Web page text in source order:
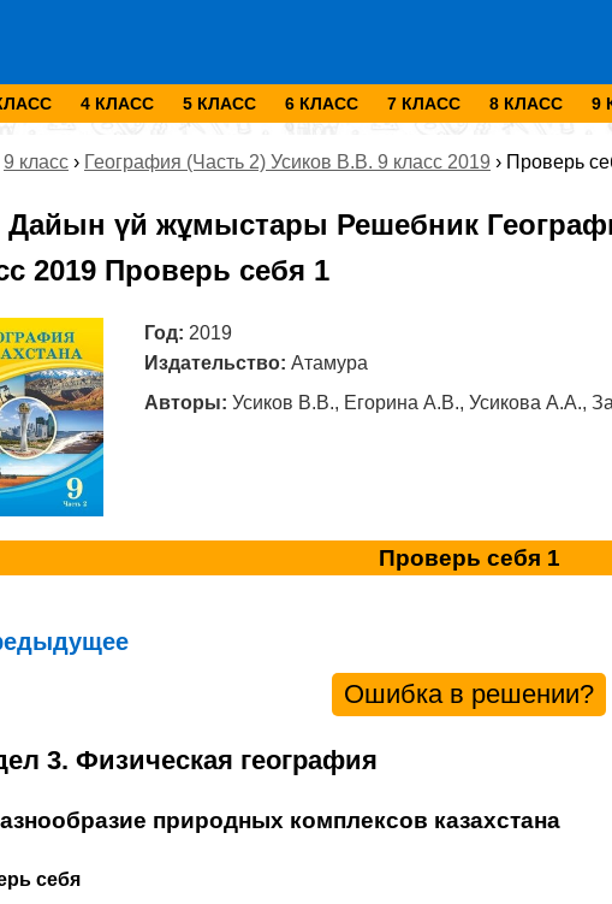
4 КЛАСС 5 КЛАСС 6 КЛАСС 7 КЛАСС 8 КЛАСС 9
9 класс › География (Часть 2) Усиков В.В. 9 класс 2019 › Проверь
Дайын үй жұмыстары Решебник
2019 Проверь себя 1
Год: 2019
Издательство: Атамура
Авторы: Усиков В.В., Егорина А.В., Усикова А.А.,
Проверь себя 1
Ошибка в решении?
3. Физическая география
природных комплексов казахстана
себя